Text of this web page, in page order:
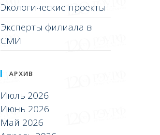
Экологические проекты
Эксперты филиала в
СМИ
АРХИВ
Июль 2026
Июнь 2026
Май 2026